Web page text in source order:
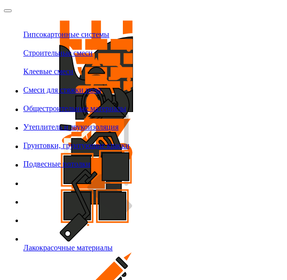
Гипсокартонные системы
Строительные смеси
Клеевые смеси
Смеси для стяжки пола
Общестроительные материалы
Утеплитель и звукоизоляция
Грунтовки, грунтующие краски
Подвесные потолки
Лакокрасочные материалы